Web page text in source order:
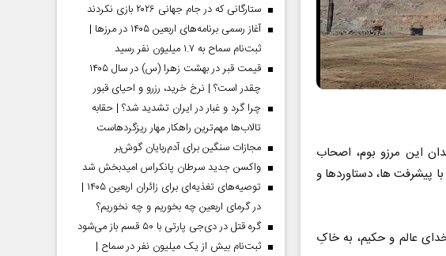
این مرزو بوم، اصحاب
پیشرفت ها، دستاوردها و
عالم و حکیم، به خاکِ
ستارگانی که در جام جهانی ۲۰۲۶ بازی نکردند
آغاز رسمی برنامه‌های اربعین ۱۴۰۵ در مرز‌ها |
ثبت‌نام سماح به ۱.۷ میلیون نفر رسید
قیمت قبر در بهشت زهرا (س) در سال ۱۴۰۵
چقدر است؟ | نرخ خرید، رزرو و احیای قبور
چرا گرد و غبار در ایران تشدید شد؟ | حقابه
تالاب‌ها مهم‌ترین راهکار مهار ریزگردهاست
مجازات سنگین برای آدم‌ربایان گوش‌بر
واکسن جدید سرطان پانکراس امیدبخش شد
توصیه‌های تغذیه‌ای برای زائران اربعین ۱۴۰۵ |
در گرمای اربعین چه بخوریم و چه نخوریم؟
گره قتل در دی‌جی پارتی با ۵۰ قسم باز می‌شود
ثبت‌نام بیش از یک میلیون نفر در سماح |